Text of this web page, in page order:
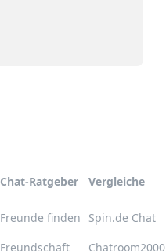
Chat-Ratgeber
Freunde finden
Freundschaft
Vergleiche
Spin.de Chat
Chatroom2000